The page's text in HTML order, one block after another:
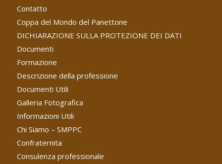
Contatto
Coppa del Mondo del Panettone
DICHIARAZIONE SULLA PROTEZIONE DEI DATI
Documenti
Formazione
Descrizione della professione
Documenti Utili
Galleria Fotografica
Informazioni Utili
Chi Siamo – SMPPC
Confraternita
Consulenza professionale